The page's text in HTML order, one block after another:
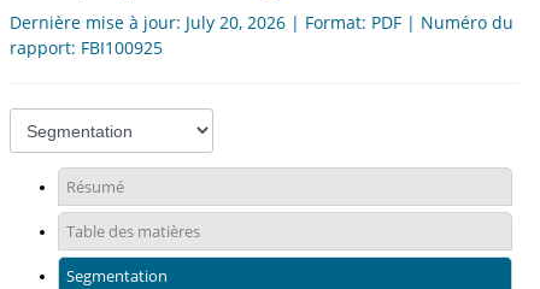
Dernière mise à jour: July 20, 2026 | Format: PDF | Numéro du
rapport: FBI100925
Résumé
Table des matières
Segmentation